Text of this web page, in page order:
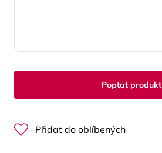
Poptat produkt
Přidat do oblíbených